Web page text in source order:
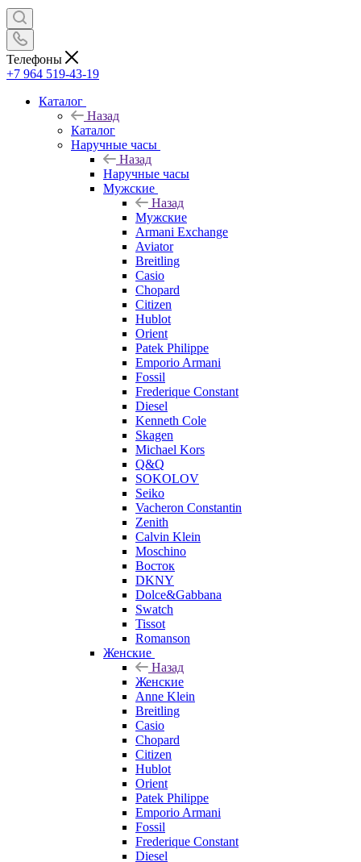
Телефоны
+7 964 519-43-19
Каталог
Назад
Каталог
Наручные часы
Назад
Наручные часы
Мужские
Назад
Мужские
Armani Exchange
Aviator
Breitling
Casio
Chopard
Citizen
Hublot
Orient
Patek Philippe
Emporio Armani
Fossil
Frederique Constant
Diesel
Kenneth Cole
Skagen
Michael Kors
Q&Q
SOKOLOV
Seiko
Vacheron Constantin
Zenith
Calvin Klein
Moschino
Восток
DKNY
Dolce&Gabbana
Swatch
Tissot
Romanson
Женские
Назад
Женские
Anne Klein
Breitling
Casio
Chopard
Citizen
Hublot
Orient
Patek Philippe
Emporio Armani
Fossil
Frederique Constant
Diesel